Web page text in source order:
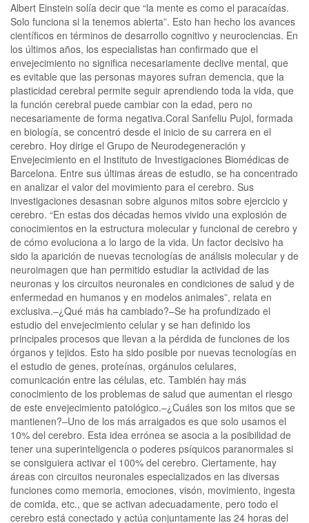
Albert Einstein solía decir que “la mente es como el paracaídas.
Solo funciona si la tenemos abierta”. Esto han hecho los avances
científicos en términos de desarrollo cognitivo y neurociencias. En
los últimos años, los especialistas han confirmado que el
envejecimiento no significa necesariamente declive mental, que
es evitable que las personas mayores sufran demencia, que la
plasticidad cerebral permite seguir aprendiendo toda la vida, que
la función cerebral puede cambiar con la edad, pero no
necesariamente de forma negativa.Coral Sanfeliu Pujol, formada
en biología, se concentró desde el inicio de su carrera en el
cerebro. Hoy dirige el Grupo de Neurodegeneración y
Envejecimiento en el Instituto de Investigaciones Biomédicas de
Barcelona. Entre sus últimas áreas de estudio, se ha concentrado
en analizar el valor del movimiento para el cerebro. Sus
investigaciones desasnan sobre algunos mitos sobre ejercicio y
cerebro. “En estas dos décadas hemos vivido una explosión de
conocimientos en la estructura molecular y funcional de cerebro y
de cómo evoluciona a lo largo de la vida. Un factor decisivo ha
sido la aparición de nuevas tecnologías de análisis molecular y de
neuroimagen que han permitido estudiar la actividad de las
neuronas y los circuitos neuronales en condiciones de salud y de
enfermedad en humanos y en modelos animales”, relata en
exclusiva.–¿Qué más ha cambiado?–Se ha profundizado el
estudio del envejecimiento celular y se han definido los
principales procesos que llevan a la pérdida de funciones de los
órganos y tejidos. Esto ha sido posible por nuevas tecnologías en
el estudio de genes, proteínas, orgánulos celulares,
comunicación entre las células, etc. También hay más
conocimiento de los problemas de salud que aumentan el riesgo
de este envejecimiento patológico.–¿Cuáles son los mitos que se
mantienen?–Uno de los más arraigados es que solo usamos el
10% del cerebro. Esta idea errónea se asocia a la posibilidad de
tener una superinteligencia o poderes psíquicos paranormales si
se consiguiera activar el 100% del cerebro. Ciertamente, hay
áreas con circuitos neuronales especializados en las diversas
funciones como memoria, emociones, visón, movimiento, ingesta
de comida, etc., que se activan adecuadamente, pero todo el
cerebro está conectado y actúa conjuntamente las 24 horas del